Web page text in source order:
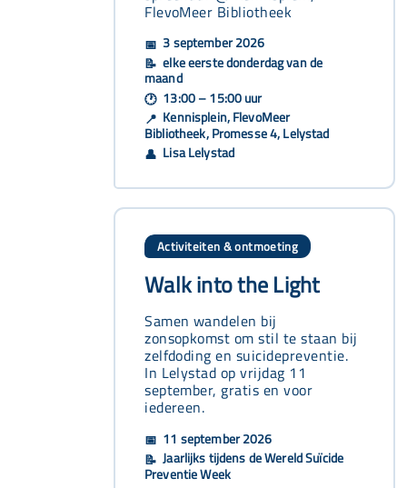
FlevoMeer Bibliotheek
📅 3 september 2026
📝 elke eerste donderdag van de
maand
🕐 13:00 – 15:00 uur
📍 Kennisplein, FlevoMeer
Bibliotheek, Promesse 4, Lelystad
👤 Lisa Lelystad
Activiteiten & ontmoeting
Walk into the Light
Samen wandelen bij
zonsopkomst om stil te staan bij
zelfdoding en suicidepreventie.
In Lelystad op vrijdag 11
september, gratis en voor
iedereen.
📅 11 september 2026
📝 Jaarlijks tijdens de Wereld Suïcide
Preventie Week